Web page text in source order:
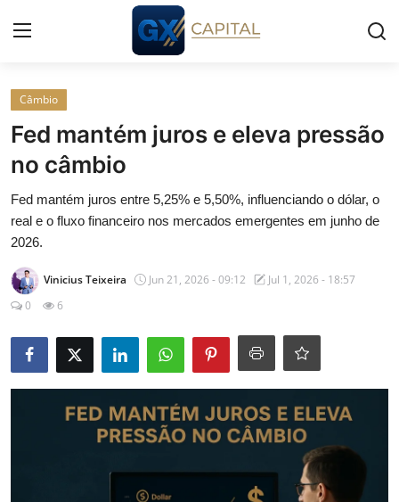
Entrar
Cursos
Simuladores
Wealth
Contato
Câmbio
Fed mantém juros e eleva pressão
no câmbio
Fed mantém juros entre 5,25% e 5,50%, influenciando o dólar, o
real e o fluxo financeiro nos mercados emergentes em junho de
2026.
Vinicius Teixeira Jun 21, 2026 - 09:12
Jul 1, 2026 - 18:57
0
6